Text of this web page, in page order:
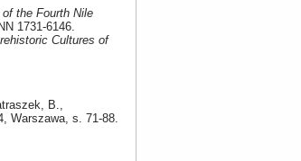
the Fourth Nile
1731-6146.
Cultures of
B.,
Warszawa, s. 71-88.